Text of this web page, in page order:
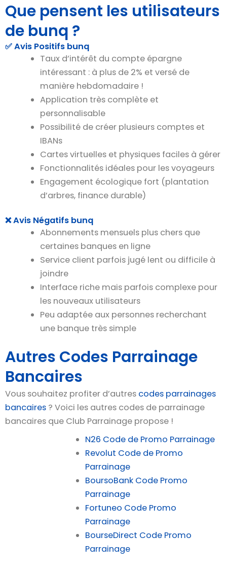
Que pensent les utilisateurs
de bunq ?
✅ Avis Positifs bunq
Taux d’intérêt du compte épargne
intéressant : à plus de 2% et versé de
manière hebdomadaire !
Application très complète et
personnalisable
Possibilité de créer plusieurs comptes et
IBANs
Cartes virtuelles et physiques faciles à gérer
Fonctionnalités idéales pour les voyageurs
Engagement écologique fort (plantation
d’arbres, finance durable)
❌ Avis Négatifs bunq
Abonnements mensuels plus chers que
certaines banques en ligne
Service client parfois jugé lent ou difficile à
joindre
Interface riche mais parfois complexe pour
les nouveaux utilisateurs
Peu adaptée aux personnes recherchant
une banque très simple
Autres Codes Parrainage
Bancaires
Vous souhaitez profiter d’autres codes parrainages
bancaires ? Voici les autres codes de parrainage
bancaires que Club Parrainage propose !
N26 Code de Promo Parrainage
Revolut Code de Promo
Parrainage
BoursoBank Code Promo
Parrainage
Fortuneo Code Promo
Parrainage
BourseDirect Code Promo
Parrainage